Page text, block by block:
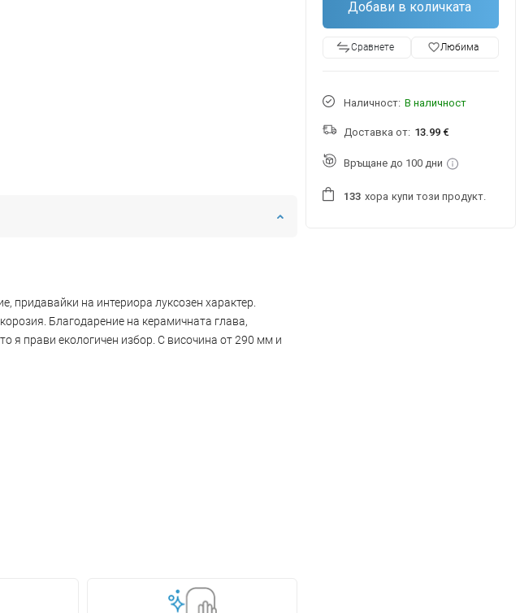
придавайки на интериора луксозен характер.
Благодарение на керамичната глава,
я прави екологичен избор. С височина от 290 мм и
Добави в количката
Сравнете favorite_borderЛюбима
Наличност: В наличност
Доставка от: 13.99 €
Връщане до 100 дни
133 хора купи този продукт.